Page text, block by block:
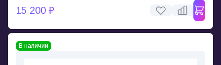
15 200 ₽
В наличии